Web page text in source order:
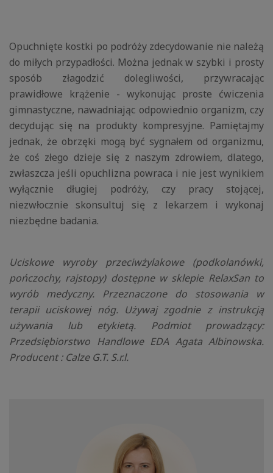
Opuchnięte kostki po podróży zdecydowanie nie należą
do miłych przypadłości. Można jednak w szybki i prosty
sposób złagodzić dolegliwości, przywracając
prawidłowe krążenie - wykonując proste ćwiczenia
gimnastyczne, nawadniając odpowiednio organizm, czy
decydując się na produkty kompresyjne. Pamiętajmy
jednak, że obrzęki mogą być sygnałem od organizmu,
że coś złego dzieje się z naszym zdrowiem, dlatego,
zwłaszcza jeśli opuchlizna powraca i nie jest wynikiem
wyłącznie długiej podróży, czy pracy stojącej,
niezwłocznie skonsultuj się z lekarzem i wykonaj
niezbędne badania.
Uciskowe wyroby przeciwżylakowe (podkolanówki,
pończochy, rajstopy) dostępne w sklepie RelaxSan to
wyrób medyczny. Przeznaczone do stosowania w
terapii uciskowej nóg. Używaj zgodnie z instrukcją
używania lub etykietą. Podmiot prowadzący:
Przedsiębiorstwo Handlowe EDA Agata Albinowska.
Producent : Calze G.T. S.r.l.